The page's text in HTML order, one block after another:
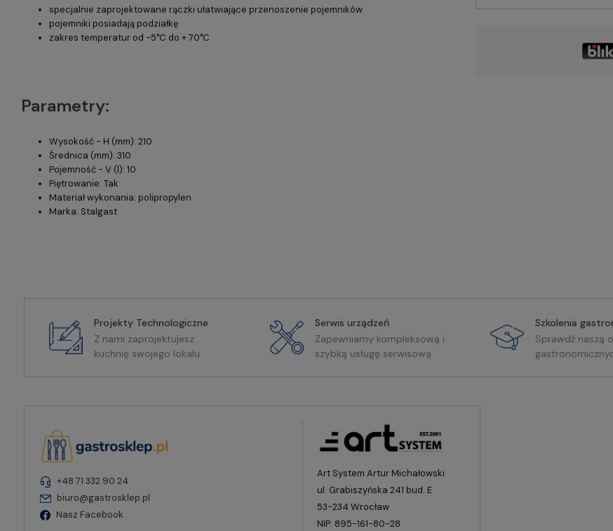
specjalnie zaprojektowane rączki ułatwiające przenoszenie pojemników
pojemniki posiadają podziałkę
zakres temperatur od -5°C do + 70°C
Parametry:
Wysokość - H (mm): 210
Średnica (mm): 310
Pojemność - V (l): 10
Piętrowanie: Tak
Materiał wykonania: polipropylen
Marka: Stalgast
Projekty Technologiczne
Z nami zaprojektujesz
kuchnię swojego lokalu
Serwis urządzeń
Zapewniamy kompleksową i
szybką usługę serwisową
Szkolenia
Sprawdź naszą
+48 71 332 90 24
biuro@gastrosklep.pl
Nasz Facebook
Art System Artur Michałowski
ul. Grabiszyńska 241 bud. E
53-234 Wrocław
NIP: 895-161-80-28